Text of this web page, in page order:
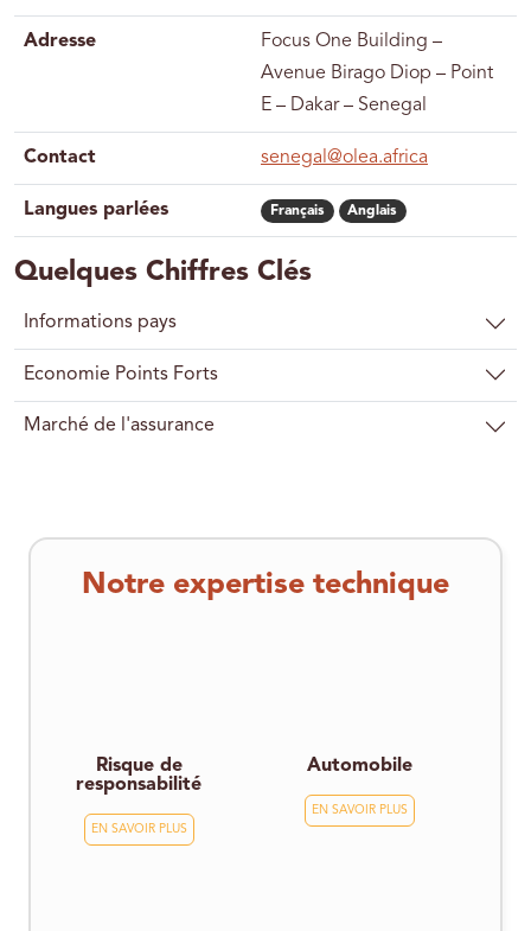
Adresse
Focus One Building –
Avenue Birago Diop – Point
E – Dakar – Senegal
Contact senegal@olea.africa
Langues parlées Français Anglais
Quelques Chiffres Clés
Informations pays
Economie Points Forts
Marché de l'assurance
Notre expertise technique
Risque de
responsabilité
EN SAVOIR PLUS
Automobile
EN SAVOIR PLUS